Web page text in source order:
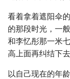
看着拿着遮阳伞
的那段时光，一
和李忆彤那一米
高上面再纠结下去
以自己现在的年